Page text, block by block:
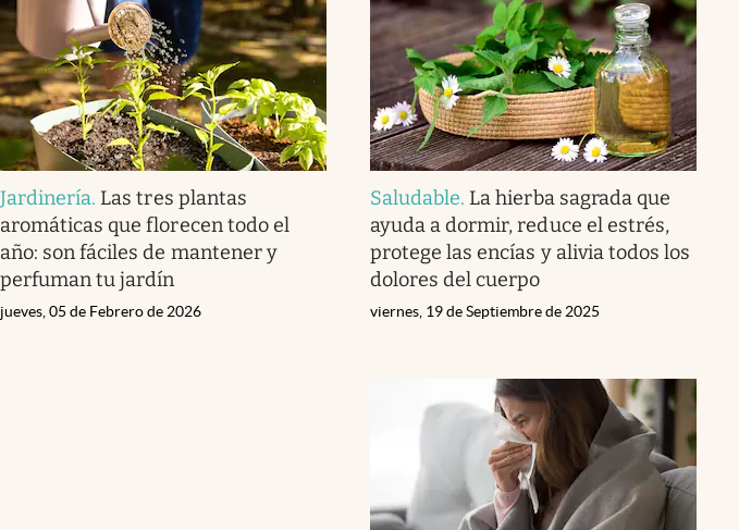
Jardinería. Las tres plantas
aromáticas que florecen todo el
año: son fáciles de mantener y
perfuman tu jardín
jueves, 05 de Febrero de 2026
Saludable. La hierba sagrada que
ayuda a dormir, reduce el estrés,
protege las encías y alivia todos los
dolores del cuerpo
viernes, 19 de Septiembre de 2025